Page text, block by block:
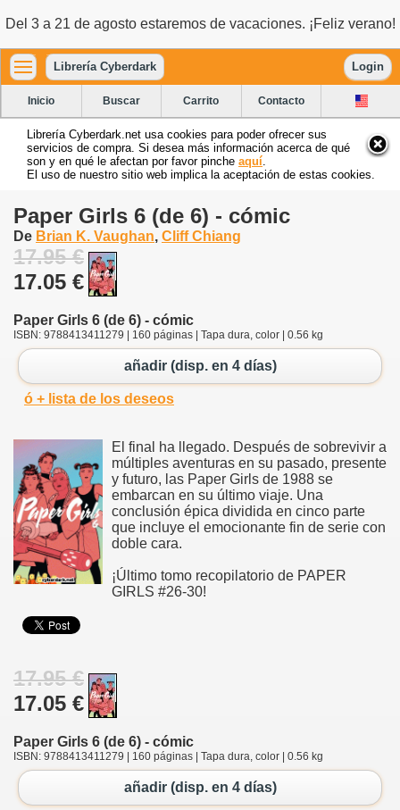
Del 3 a 21 de agosto estaremos de vacaciones. ¡Feliz verano!
Librería Cyberdark Login
Inicio Buscar Carrito Contacto
Librería Cyberdark.net usa cookies para poder ofrecer sus
servicios de compra. Si desea más información acerca de qué
son y en qué le afectan por favor pinche aquí
El uso de nuestro sitio web implica la aceptación de estas cookies.
Paper Girls 6 (de 6) - cómic
De Brian K. Vaughan, Cliff Chiang
17.95 €
17.05 €
Paper Girls 6 (de 6) - cómic
ISBN: 9788413411279 | 160 páginas | Tapa dura, color | 0.56 kg
añadir (disp. en 4 días)
ó + lista de los deseos
El final ha llegado. Después de sobrevivir a
múltiples aventuras en su pasado, presente
y futuro, las Paper Girls de 1988 se
embarcan en su último viaje. Una
conclusión épica dividida en cinco parte
que incluye el emocionante fin de serie con
doble cara.
¡Último tomo recopilatorio de PAPER
GIRLS #26-30!
17.95 €
17.05 €
Paper Girls 6 (de 6) - cómic
ISBN: 9788413411279 | 160 páginas | Tapa dura, color | 0.56 kg
añadir (disp. en 4 días)